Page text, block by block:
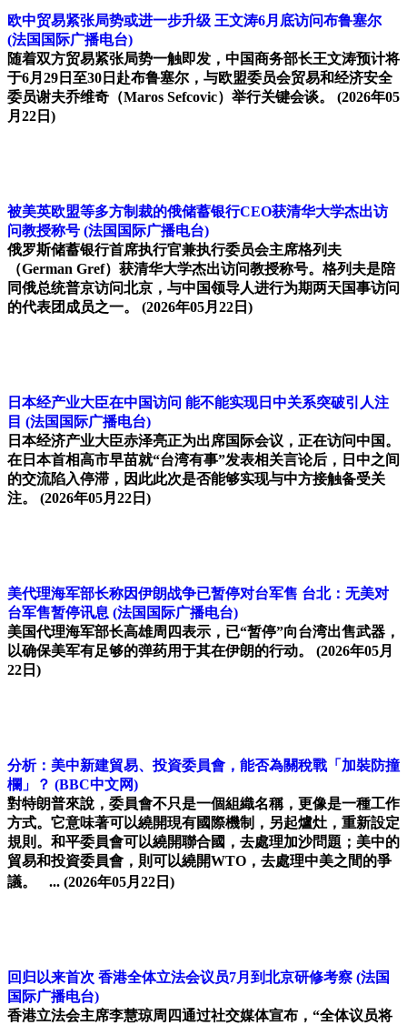
欧中贸易紧张局势或进一步升级 王文涛6月底访问布鲁塞尔
(法国国际广播电台)
随着双方贸易紧张局势一触即发，中国商务部长王文涛预计将
于6月29日至30日赴布鲁塞尔，与欧盟委员会贸易和经济安全
委员谢夫乔维奇（Maros Sefcovic）举行关键会谈。 (2026年05
月22日)
被美英欧盟等多方制裁的俄储蓄银行CEO获清华大学杰出访
问教授称号 (法国国际广播电台)
俄罗斯储蓄银行首席执行官兼执行委员会主席格列夫
（German Gref）获清华大学杰出访问教授称号。格列夫是陪
同俄总统普京访问北京，与中国领导人进行为期两天国事访问
的代表团成员之一。 (2026年05月22日)
日本经产业大臣在中国访问 能不能实现日中关系突破引人注
目 (法国国际广播电台)
日本经济产业大臣赤泽亮正为出席国际会议，正在访问中国。
在日本首相高市早苗就“台湾有事”发表相关言论后，日中之间
的交流陷入停滞，因此此次是否能够实现与中方接触备受关
注。 (2026年05月22日)
美代理海军部长称因伊朗战争已暂停对台军售 台北：无美对
台军售暂停讯息 (法国国际广播电台)
美国代理海军部长高雄周四表示，已“暂停”向台湾出售武器，
以确保美军有足够的弹药用于其在伊朗的行动。 (2026年05月
22日)
分析：美中新建貿易、投資委員會，能否為關稅戰「加裝防撞
欄」？ (BBC中文网)
對特朗普來說，委員會不只是一個組織名稱，更像是一種工作
方式。它意味著可以繞開現有國際機制，另起爐灶，重新設定
規則。和平委員會可以繞開聯合國，去處理加沙問題；美中的
貿易和投資委員會，則可以繞開WTO，去處理中美之間的爭
議。 ... (2026年05月22日)
回归以来首次 香港全体立法会议员7月到北京研修考察 (法国
国际广播电台)
香港立法会主席李慧琼周四通过社交媒体宣布，“全体议员将